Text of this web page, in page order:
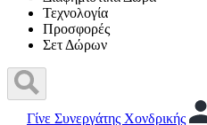
Τεχνολογία
Προσφορές
Σετ Δώρων
Γίνε Συνεργάτης Χονδρικής